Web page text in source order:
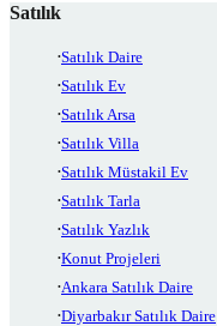
Satılık
Satılık Daire
Satılık Ev
Satılık Arsa
Satılık Villa
Satılık Müstakil Ev
Satılık Tarla
Satılık Yazlık
Konut Projeleri
Ankara Satılık Daire
Diyarbakır Satılık Daire